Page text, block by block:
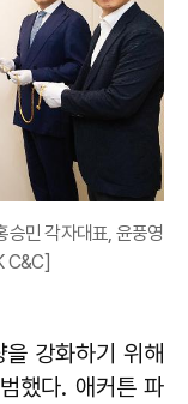
민 각자대표, 윤풍영
C&C]
강화하기 위해
했다. 애커튼 파